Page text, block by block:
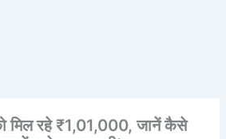
को मिल रहे ₹1,01,000, जानें कैसे